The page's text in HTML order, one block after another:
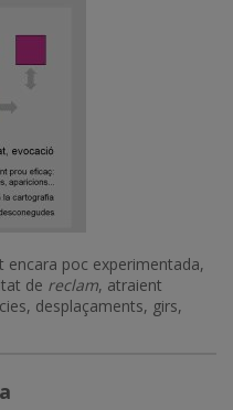
encara poc experimentada,
de reclam, atraient
desplaçaments, girs,